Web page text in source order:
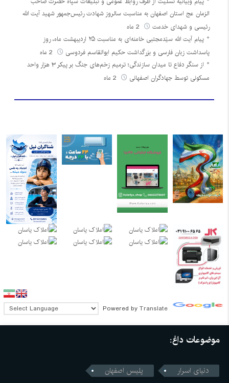
الزمان عج استان اصفهان به مناسبت سالروز شهادت رئیس‌جمهور شهید آیت الله
رئیسی و شهدای خدمت
پیام آیت الله سیّدمجتبی خامنه‌ای به مناسبت ۲۵ اردیبهشت ماه، روز
پاسداشت زبان فارسی و بزرگداشت حکیم ابوالقاسم فردوسی
از سنگر دفاع تا میدان سازندگی؛ ترمیم زخم‌های جنگ بر پیکر ۳ هزار واحد
مسکونی توسط جهادگران اصفهانی
Powered by Translate
موضوعات داغ:
دنیای اسرار
پلیس اصفهان